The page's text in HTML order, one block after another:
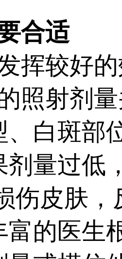
合适
较好的
照射剂
白斑部
量过低
伤皮肤
的医生